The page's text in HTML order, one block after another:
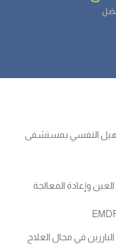
النفسي بمستشفى
وإعادة المعالجة
في مجال العلاج